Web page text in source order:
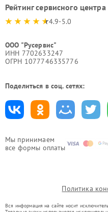
Мы принимаем
все формы оплаты
Рейтинг сервисного центра
4.9-5.0
ООО "Русервис"
ИНН 7702633247
ОГРН 1077746335776
Поделиться в соц. сетях:
Политика
Вся информация на сайте носит